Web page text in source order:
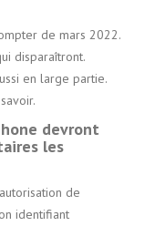
de mars 2022.
disparaîtront.
en large partie.
devront
les
de
identifiant